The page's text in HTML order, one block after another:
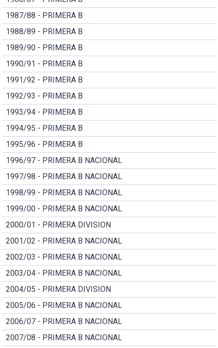
1987/88 - PRIMERA B
1988/89 - PRIMERA B
1989/90 - PRIMERA B
1990/91 - PRIMERA B
1991/92 - PRIMERA B
1992/93 - PRIMERA B
1993/94 - PRIMERA B
1994/95 - PRIMERA B
1995/96 - PRIMERA B
1996/97 - PRIMERA B NACIONAL
1997/98 - PRIMERA B NACIONAL
1998/99 - PRIMERA B NACIONAL
1999/00 - PRIMERA B NACIONAL
2000/01 - PRIMERA DIVISION
2001/02 - PRIMERA B NACIONAL
2002/03 - PRIMERA B NACIONAL
2003/04 - PRIMERA B NACIONAL
2004/05 - PRIMERA DIVISION
2005/06 - PRIMERA B NACIONAL
2006/07 - PRIMERA B NACIONAL
2007/08 - PRIMERA B NACIONAL